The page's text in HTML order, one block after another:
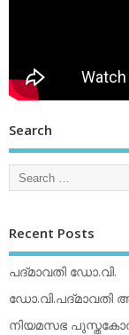
Search
Recent Posts
പദ്മാവതി ഡോ.വി.
ഡോ.വി.പദ്മാവതി
നിയമസഭ